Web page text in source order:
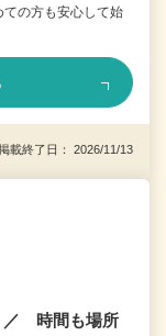
の方も安心して始
終了日： 2026/11/13
／ 時間も場所